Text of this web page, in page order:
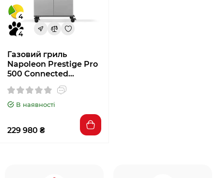
4
4
Газовий гриль
Napoleon Prestige Pro
500 Connected
PRO500VXRSIBPSS-RC
В наявності
229 980 ₴